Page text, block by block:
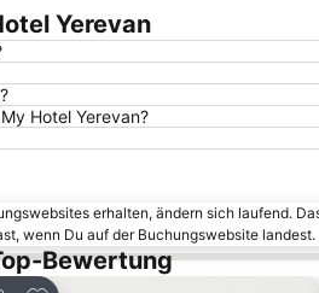
Yerevan
Hotel Yerevan?
erhalten, ändern sich laufend.
wenn Du auf der Buchungswebsite landest.
Bewertung